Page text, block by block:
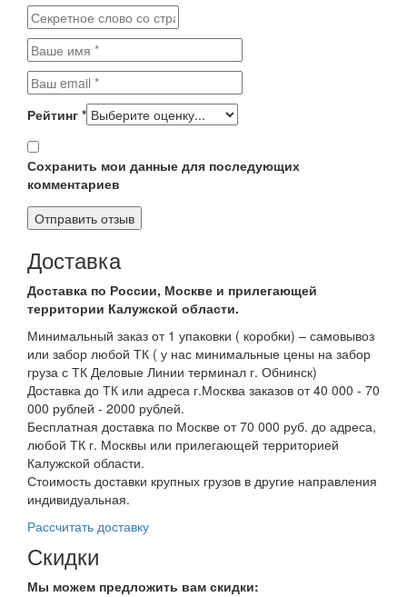
Рейтинг *
Сохранить мои данные для последующих
комментариев
Доставка
Доставка по России, Москве и прилегающей
территории Калужской области.
Минимальный заказ от 1 упаковки ( коробки) – самовывоз
или забор любой ТК ( у нас минимальные цены на забор
груза с ТК Деловые Линии терминал г. Обнинск)
Доставка до ТК или адреса г.Москва заказов от 40 000 - 70
000 рублей - 2000 рублей.
Бесплатная доставка по Москве от 70 000 руб. до адреса,
любой ТК г. Москвы или прилегающей территорией
Калужской области.
Стоимость доставки крупных грузов в другие направления
индивидуальная.
Рассчитать доставку
Скидки
Мы можем предложить вам скидки: